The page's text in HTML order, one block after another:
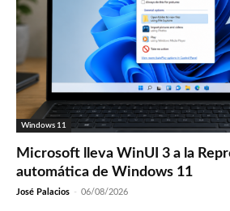
Windows 11
Microsoft lleva WinUI 3 a la
automática de Windows 11
José Palacios - 06/08/2026